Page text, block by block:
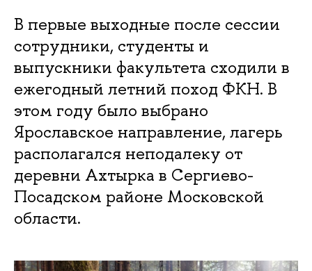
В первые выходные после сессии
сотрудники, студенты и
выпускники факультета сходили в
ежегодный летний поход ФКН. В
этом году было выбрано
Ярославское направление, лагерь
располагался неподалеку от
деревни Ахтырка в Сергиево-
Посадском районе Московской
области.